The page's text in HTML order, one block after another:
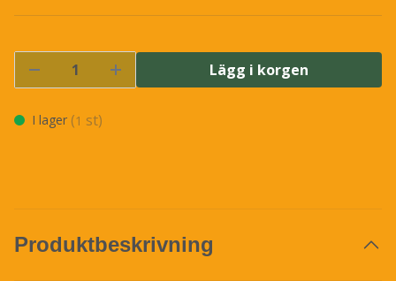
Lägg i korgen
I lager (1 st)
Produktbeskrivning